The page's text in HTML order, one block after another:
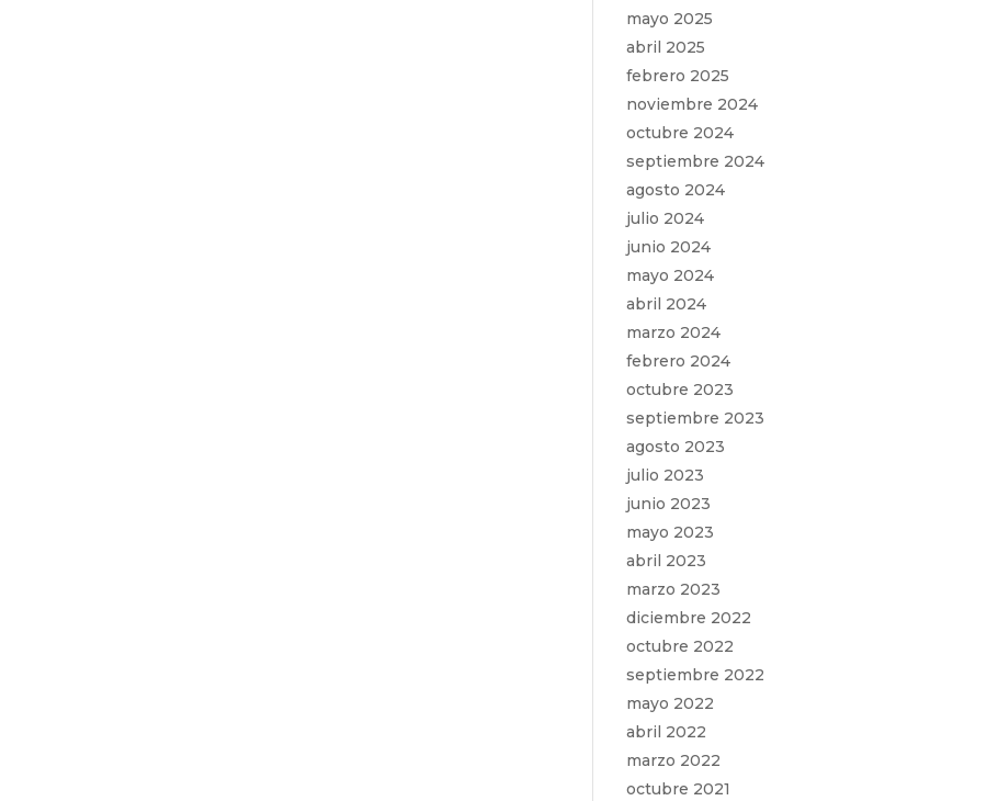
mayo 2025
abril 2025
febrero 2025
noviembre 2024
octubre 2024
septiembre 2024
agosto 2024
julio 2024
junio 2024
mayo 2024
abril 2024
marzo 2024
febrero 2024
octubre 2023
septiembre 2023
agosto 2023
julio 2023
junio 2023
mayo 2023
abril 2023
marzo 2023
diciembre 2022
octubre 2022
septiembre 2022
mayo 2022
abril 2022
marzo 2022
octubre 2021